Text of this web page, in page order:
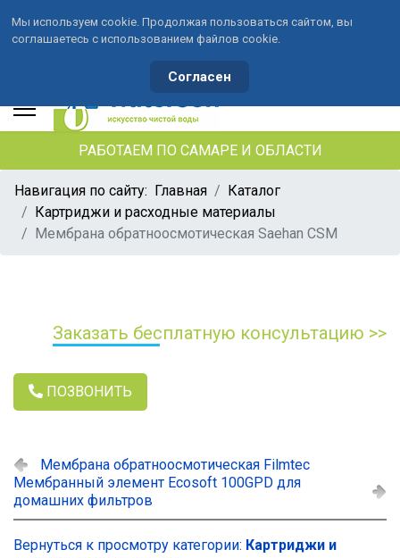
+7 (846) 33-490-33
+7 (991) 459-10-34
waterson-s@ya.ru
РАБОТАЕМ ПО САМАРЕ И ОБЛАСТИ
Навигация по сайту: Главная
Каталог
Картриджи и расходные материалы
Мембрана обратноосмотическая Saehan CSM
Заказать бесплатную консультацию >>
ПОЗВОНИТЬ
Мембрана обратноосмотическая Filmtec
Мембранный элемент Ecosoft 100GPD для
домашних фильтров
Вернуться к просмотру категории: Картриджи и
Мы используем cookie. Продолжая пользоваться сайтом, вы
соглашаетесь с использованием файлов cookie.
Согласен